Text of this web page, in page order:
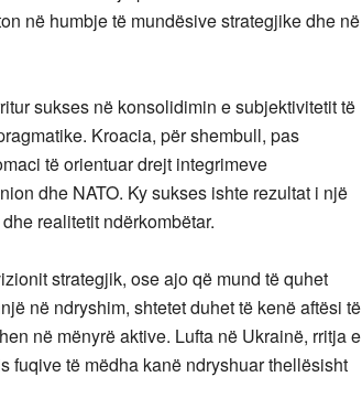
në humbje të mundësive strategjike dhe në
sukses në konsolidimin e subjektivitetit të
Kroacia, për shembull, pas
të orientuar drejt integrimeve
dhe NATO. Ky sukses ishte rezultat i një
realitetit ndërkombëtar.
strategjik, ose ajo që mund të quhet
në ndryshim, shtetet duhet të kenë aftësi të
në mënyrë aktive. Lufta në Ukrainë, rritja e
fuqive të mëdha kanë ndryshuar thellësisht